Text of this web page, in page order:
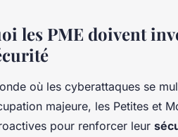
les PME doivent
où les cyberattaques se
majeure, les Petites et
pour renforcer leur